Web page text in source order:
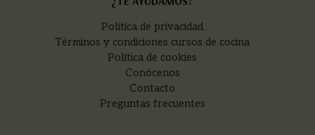
Política de privacidad
Términos y condiciones cursos de cocina
Política de cookies
Conócenos
Contacto
Preguntas frecuentes